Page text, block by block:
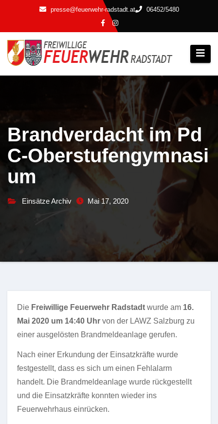
springen
presse@feuerwehr-radstadt.at 06452/5480
Brandverdacht im Pd
C-Oberstufengymnasi
um
Einsätze Archiv Mai 17, 2020
Die Freiwillige Feuerwehr Radstadt wurde am 16.
Mai 2020 um 14:40 Uhr von der LAWZ Salzburg zu
einer ausgelösten Brandmeldeanlage gerufen.
Nach einer Erkundung der Einsatzkräfte wurde
festgestellt, dass es sich um einen Fehlalarm
handelt. Die Brandmeldeanlage wurde rückgestellt
und die Einsatzkräfte konnten wieder ins
Feuerwehrhaus einrücken.